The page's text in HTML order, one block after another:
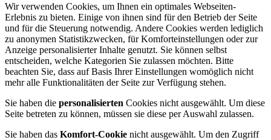
Wir verwenden Cookies, um Ihnen ein optimales Webseiten-
Erlebnis zu bieten. Einige von ihnen sind für den Betrieb der Seite
und für die Steuerung notwendig. Andere Cookies werden lediglich
zu anonymen Statistikzwecken, für Komforteinstellungen oder zur
Anzeige personalisierter Inhalte genutzt. Sie können selbst
entscheiden, welche Kategorien Sie zulassen möchten. Bitte
beachten Sie, dass auf Basis Ihrer Einstellungen womöglich nicht
mehr alle Funktionalitäten der Seite zur Verfügung stehen.
Sie haben die personalisierten Cookies nicht ausgewählt. Um diese
Seite betreten zu können, müssen sie diese per Auswahl zulassen.
Sie haben das Komfort-Cookie nicht ausgewählt. Um den Zugriff